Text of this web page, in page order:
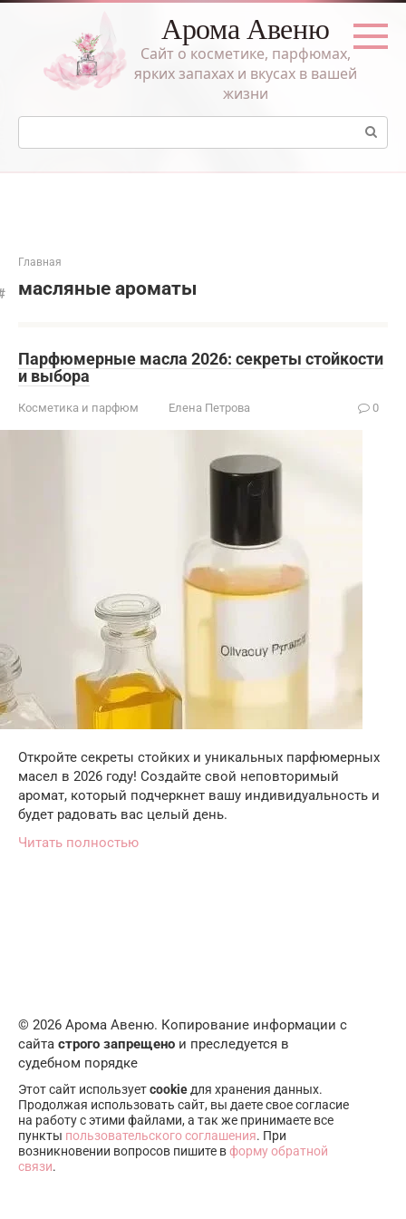
Перейти
Арома Авеню
Сайт о косметике, парфюмах,
ярких запахах и вкусах в вашей
жизни
Поиск:
Главная
масляные ароматы
Парфюмерные масла 2026: секреты стойкости
и выбора
Косметика и парфюм Елена Петрова 0
Откройте секреты стойких и уникальных парфюмерных
масел в 2026 году! Создайте свой неповторимый
аромат, который подчеркнет вашу индивидуальность и
будет радовать вас целый день.
Читать полностью
© 2026 Арома Авеню. Копирование информации с
сайта строго запрещено и преследуется в
судебном порядке
Этот сайт используетcookie для хранения данных.
Продолжая использовать сайт, вы даете свое согласие
на работу с этими файлами, а так же принимаете все
пункты пользовательского соглашения. При
возникновении вопросов пишите вформу обратной
связи.